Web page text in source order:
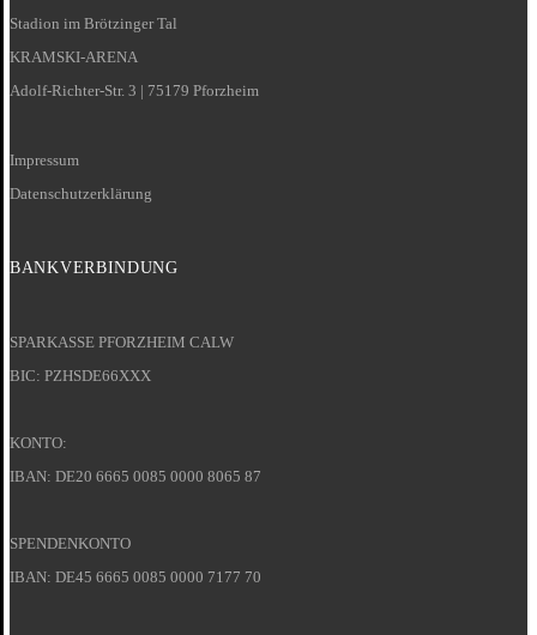
Stadion im Brötzinger Tal
KRAMSKI-ARENA
Adolf-Richter-Str. 3 | 75179 Pforzheim
Impressum
Datenschutzerklärung
BANKVERBINDUNG
SPARKASSE PFORZHEIM CALW
BIC: PZHSDE66XXX
KONTO:
IBAN: DE20 6665 0085 0000 8065 87
SPENDENKONTO
IBAN: DE45 6665 0085 0000 7177 70